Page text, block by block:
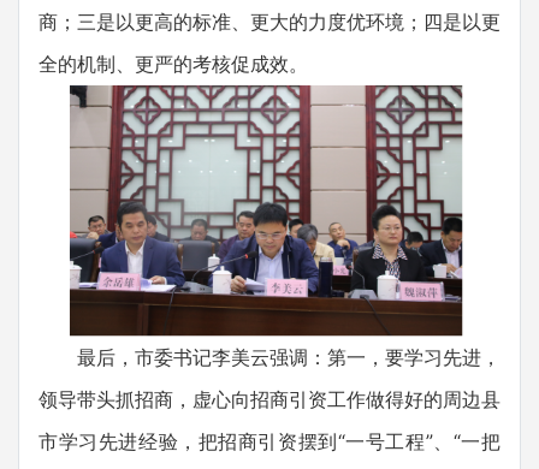
商；三是以更高的标准、更大的力度优环境；四是以更
全的机制、更严的考核促成效。
最后，市委书记李美云强调：第一，要学习先进，
领导带头抓招商，虚心向招商引资工作做得好的周边县
市学习先进经验，把招商引资摆到“一号工程”、“一把